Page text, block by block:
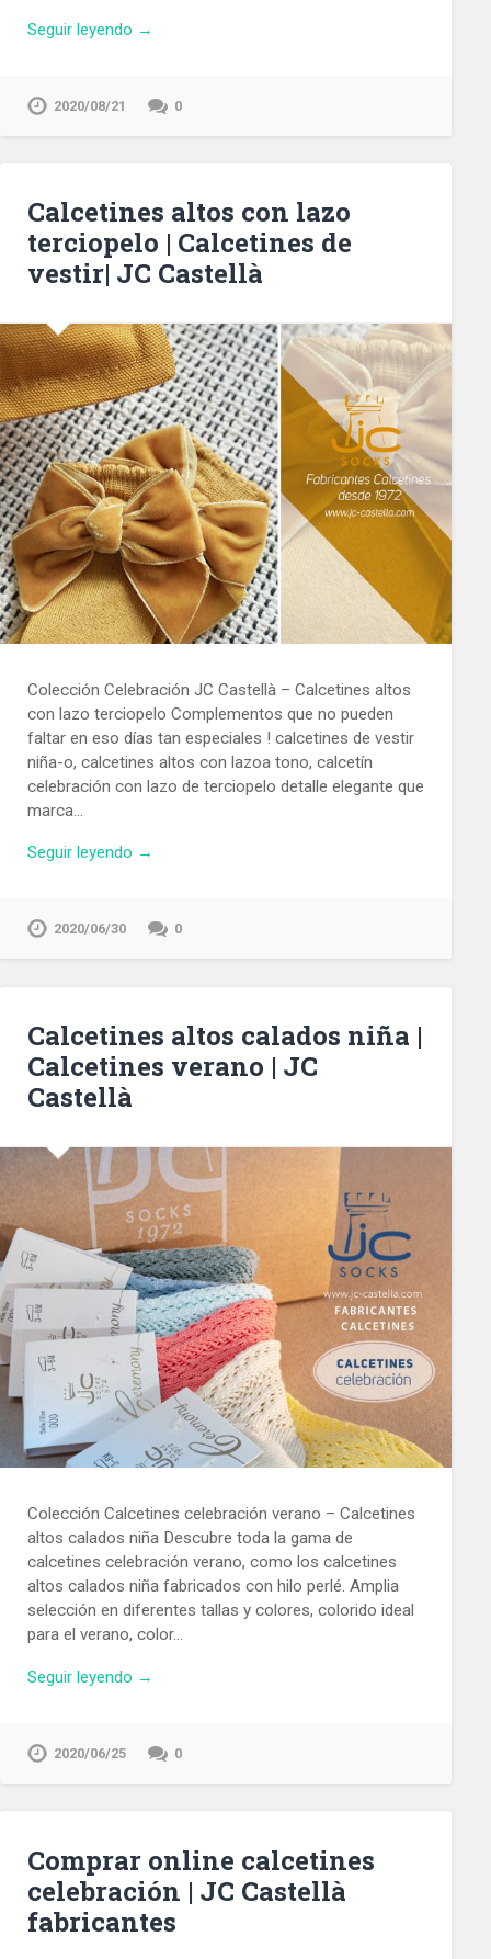
Seguir leyendo →
2020/08/21 0
Calcetines altos con lazo
terciopelo | Calcetines de
vestir| JC Castellà
Colección Celebración JC Castellà – Calcetines altos
con lazo terciopelo Complementos que no pueden
faltar en eso días tan especiales ! calcetines de vestir
niña-o, calcetines altos con lazoa tono, calcetín
celebración con lazo de terciopelo detalle elegante que
marca…
Seguir leyendo →
2020/06/30 0
Calcetines altos calados niña |
Calcetines verano | JC
Castellà
Colección Calcetines celebración verano – Calcetines
altos calados niña Descubre toda la gama de
calcetines celebración verano, como los calcetines
altos calados niña fabricados con hilo perlé. Amplia
selección en diferentes tallas y colores, colorido ideal
para el verano, color…
Seguir leyendo →
2020/06/25 0
Comprar online calcetines
celebración | JC Castellà
fabricantes